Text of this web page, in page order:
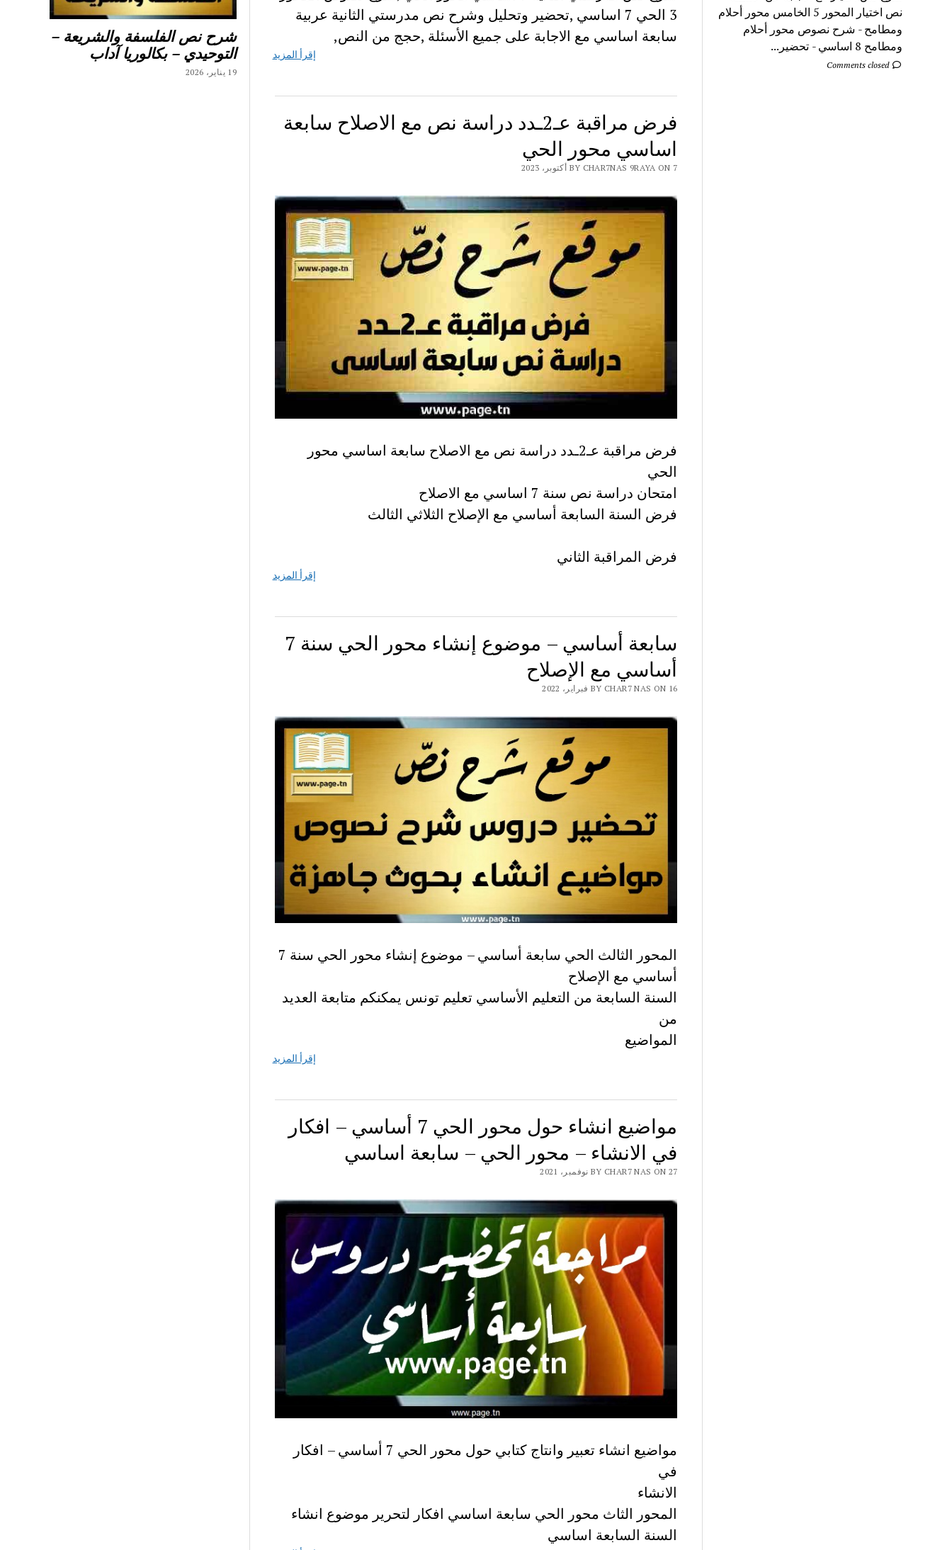
نص اختيار المحور 5 الخامس محور أحلام
ومطامح - شرح نصوص محور أحلام
ومطامح 8 اساسي - تحضير...
Comments closed
3 الحي 7 اساسي ,تحضير وتحليل وشرح نص مدرستي الثانية عربية
سابعة اساسي مع الاجابة على جميع الأسئلة ,حجج من النص,
إقرأ المزيد
فرض مراقبة عـ2ـدد دراسة نص مع الاصلاح سابعة
اساسي محور الحي
BY CHAR7NAS 9RAYA ON 7 أكتوبر، 2023
فرض مراقبة عـ2ـدد دراسة نص مع الاصلاح سابعة اساسي محور
الحي
امتحان دراسة نص سنة 7 اساسي مع الاصلاح
فرض السنة السابعة أساسي مع الإصلاح الثلاثي الثالث
فرض المراقبة الثاني
إقرأ المزيد
سابعة أساسي – موضوع إنشاء محور الحي سنة 7
أساسي مع الإصلاح
BY CHAR7 NAS ON 16 فبراير، 2022
المحور الثالث الحي سابعة أساسي – موضوع إنشاء محور الحي سنة 7
أساسي مع الإصلاح
السنة السابعة من التعليم الأساسي تعليم تونس يمكنكم متابعة العديد
من
المواضيع
إقرأ المزيد
مواضيع انشاء حول محور الحي 7 أساسي – افكار
في الانشاء – محور الحي – سابعة اساسي
BY CHAR7 NAS ON 27 نوفمبر، 2021
مواضيع انشاء تعبير وانتاج كتابي حول محور الحي 7 أساسي – افكار
في
الانشاء
المحور الثاث محور الحي سابعة اساسي افكار لتحرير موضوع انشاء
السنة السابعة اساسي
شرح نص الفلسفة والشريعة –
التوحيدي – بكالوريا آداب
19 يناير، 2026